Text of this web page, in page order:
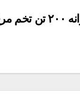
روزانه